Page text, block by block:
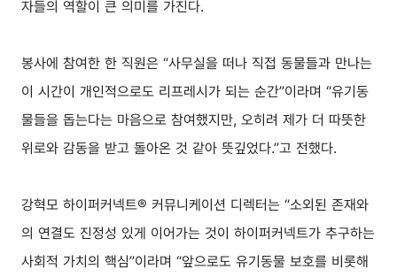
자들의 역할이 큰 의미를 가진다.
봉사에 참여한 한 직원은 “사무실을 떠나 직접 동물들과 만나는
이 시간이 개인적으로도 리프레시가 되는 순간”이라며 “유기동
물들을 돕는다는 마음으로 참여했지만, 오히려 제가 더 따뜻한
위로와 감동을 받고 돌아온 것 같아 뜻깊었다.”고 전했다.
강혁모 하이퍼커넥트® 커뮤니케이션 디렉터는 “소외된 존재와
의 연결도 진정성 있게 이어가는 것이 하이퍼커넥트가 추구하는
사회적 가치의 핵심”이라며 “앞으로도 유기동물 보호를 비롯해